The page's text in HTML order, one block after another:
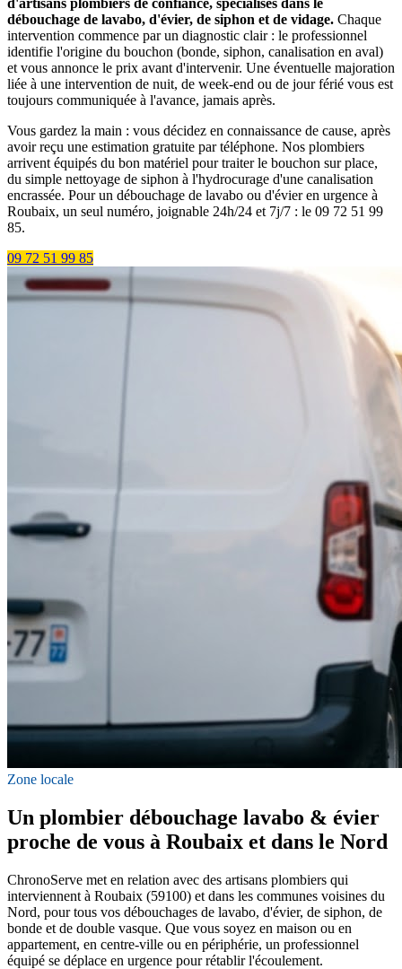
d'artisans plombiers de confiance, spécialisés dans le
débouchage de lavabo, d'évier, de siphon et de vidage. Chaque
intervention commence par un diagnostic clair : le professionnel
identifie l'origine du bouchon (bonde, siphon, canalisation en aval)
et vous annonce le prix avant d'intervenir. Une éventuelle majoration
liée à une intervention de nuit, de week-end ou de jour férié vous est
toujours communiquée à l'avance, jamais après.
Vous gardez la main : vous décidez en connaissance de cause, après
avoir reçu une estimation gratuite par téléphone. Nos plombiers
arrivent équipés du bon matériel pour traiter le bouchon sur place,
du simple nettoyage de siphon à l'hydrocurage d'une canalisation
encrassée. Pour un débouchage de lavabo ou d'évier en urgence à
Roubaix, un seul numéro, joignable 24h/24 et 7j/7 : le 09 72 51 99
85.
09 72 51 99 85
Zone locale
Un plombier débouchage lavabo & évier
proche de vous à Roubaix et dans le Nord
ChronoServe met en relation avec des artisans plombiers qui
interviennent à Roubaix (59100) et dans les communes voisines du
Nord, pour tous vos débouchages de lavabo, d'évier, de siphon, de
bonde et de double vasque. Que vous soyez en maison ou en
appartement, en centre-ville ou en périphérie, un professionnel
équipé se déplace en urgence pour rétablir l'écoulement.